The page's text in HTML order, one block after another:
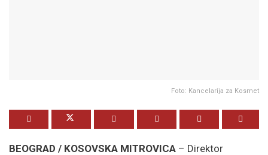
Foto: Kancelarija za Kosmet
BEOGRAD / KOSOVSKA MITROVICA – Direktor